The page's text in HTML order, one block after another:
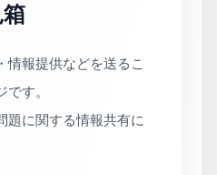
情報提供などを送るこ
です。
題に関する情報共有に